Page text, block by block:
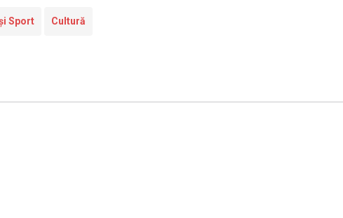
Sport Cultură